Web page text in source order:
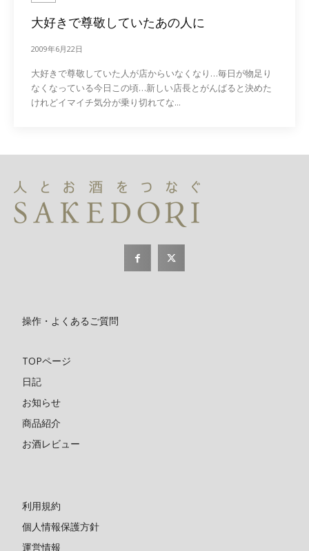
大好きで尊敬していたあの人に
2009年6月22日
大好きで尊敬していた人が店からいなくなり…毎日が物足り
なくなっている今日この頃…新しい店長とがんばると決めた
けれどイマイチ気分が乗り切れてな...
操作・よくあるご質問
TOPページ
日記
お知らせ
商品紹介
お酒レビュー
利用規約
個人情報保護方針
運営情報